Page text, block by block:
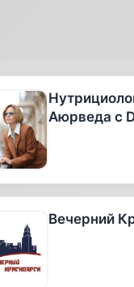
Аюрведа с
Вечерний